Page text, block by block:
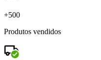
+500
Produtos vendidos